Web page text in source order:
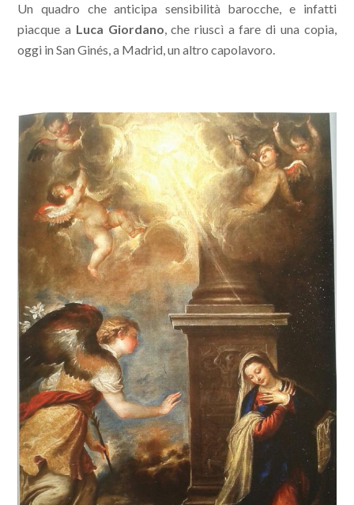
Un quadro che anticipa sensibilità barocche, e infatti
piacque a Luca Giordano, che riuscì a fare di una copia,
oggi in San Ginés, a Madrid, un altro capolavoro.